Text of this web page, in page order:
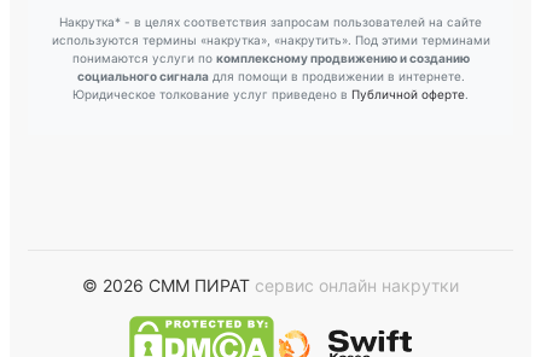
Накрутка* - в целях соответствия запросам пользователей на сайте
используются термины «накрутка», «накрутить». Под этими терминами
понимаются услуги по комплексному продвижению и созданию
социального сигналадля помощи в продвижении в интернете.
Юридическое толкование услуг приведено в Публичной оферте
© 2026 СММ ПИРАТ сервис онлайн накрутки